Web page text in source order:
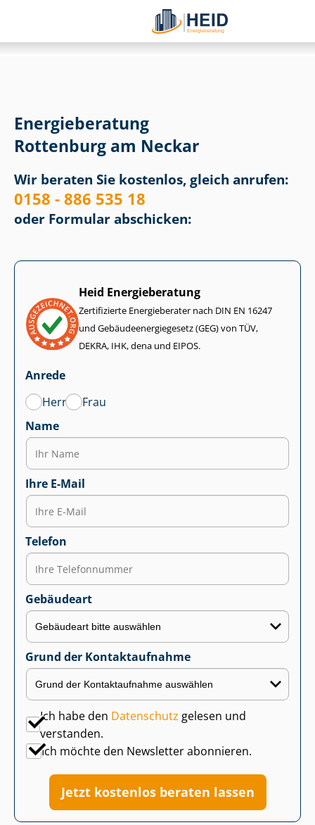
Energieberatung
Rottenburg am Neckar
Wir beraten Sie kostenlos, gleich anrufen:
0158 - 886 535 18
oder Formular abschicken:
Heid Energieberatung
Zertifizierte Energieberater nach DIN EN 16247
und Ge­bäu­de­en­er­gie­ge­setz (GEG) von TÜV,
DEKRA, IHK, dena und EIPOS.
Anrede
Herr
Frau
Name
Ihre E-Mail
Telefon
Gebäudeart
Grund der Kontaktaufnahme
Ich habe den Datenschutz gelesen und
verstanden.
Ich möchte den Newsletter abonnieren.
Jetzt kostenlos beraten lassen